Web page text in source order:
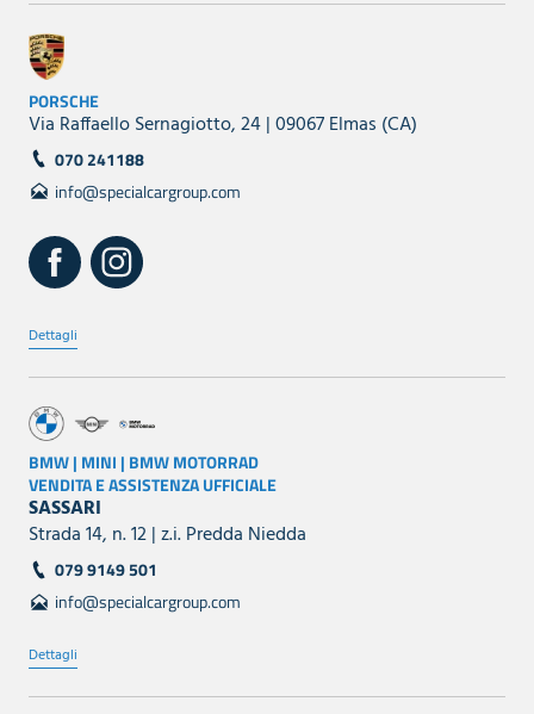
PORSCHE
Via Raffaello Sernagiotto, 24 | 09067 Elmas (CA)
070 241188
info@specialcargroup.com
Dettagli
BMW | MINI | BMW MOTORRAD
VENDITA E ASSISTENZA UFFICIALE
SASSARI
Strada 14, n. 12 | z.i. Predda Niedda
079 9149 501
info@specialcargroup.com
Dettagli